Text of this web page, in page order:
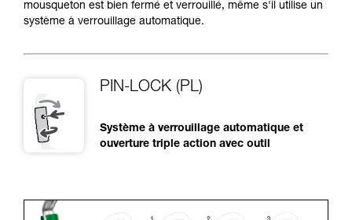
mousqueton est bien fermé et verrouillé, même s'il utilise un
système à verrouillage automatique.
PIN-LOCK (PL)
Système à verrouillage automatique et
ouverture triple action avec outil